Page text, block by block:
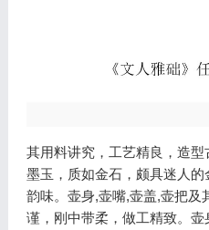
其用料讲究，工艺精良，造
墨玉，质如金石，颇具迷人
韵味。壶身,壶嘴,壶盖,壶把及
谨，刚中带柔，做工精致。